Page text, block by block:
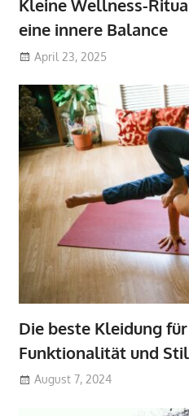
Kleine Wellness-
eine innere Balance
April 23, 2025
Die beste Kleidung
Funktionalität und
August 7, 2024